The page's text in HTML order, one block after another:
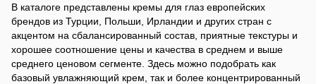
В каталоге представлены кремы для глаз европейских
брендов из Турции, Польши, Ирландии и других стран с
акцентом на сбалансированный состав, приятные текстуры и
хорошее соотношение цены и качества в среднем и выше
среднего ценовом сегменте. Здесь можно подобрать как
базовый увлажняющий крем, так и более концентрированный